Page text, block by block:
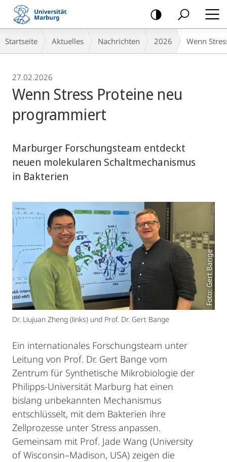
Mobile-
Navigation
Breadcrumb-
Navigation
Startseite Aktuelles Nachrichten 2026 Wenn
27.02.2026
Wenn Stress Proteine neu
programmiert
Marburger Forschungsteam entdeckt
neuen molekularen Schaltmechanismus
in Bakterien
Foto: Gert Bange
Dr. Liujuan Zheng (links) und Prof. Dr. Gert Bange
Ein internationales Forschungsteam unter
Leitung von Prof. Dr. Gert Bange vom
Zentrum für Synthetische Mikrobiologie der
Philipps-Universität Marburg hat einen
bislang unbekannten Mechanismus
entschlüsselt, mit dem Bakterien ihre
Zellprozesse unter Stress anpassen.
Gemeinsam mit Prof. Jade Wang (University
of Wisconsin–Madison, USA) zeigen die